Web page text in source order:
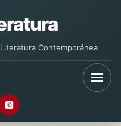
Contemporánea